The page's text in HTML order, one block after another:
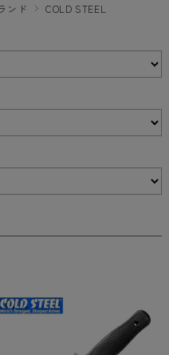
ンド COLD STEEL